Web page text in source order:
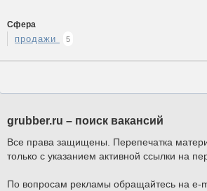
Сфера
продажи 5
grubber.ru – поиск вакансий
Все права защищены. Перепечатка
только с указанием активной ссылки на
По вопросам рекламы обращайтесь на e-